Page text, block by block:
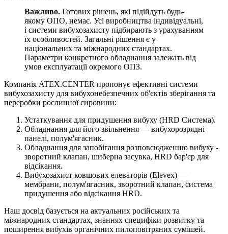
Важливо. Готових рішень, які підійдуть будь-
якому ОПО, немає. Усі виробництва індивідуальні,
і системи вибухозахисту підбирають з урахуванням
їх особливостей. Загальні рішення є у
національних та міжнародних стандартах.
Параметри конкретного обладнання залежать від
умов експлуатації окремого ОПЗ.
Компанія ATEX.CENTER пропонує ефективні системи
вибухозахисту для вибухонебезпечних об'єктів зберігання та
переробки рослинної сировини:
Устаткування для придушення вибуху (HRD Система).
Обладнання для його звільнення — вибухорозрядні
панелі, полум'ягасник.
Обладнання для запобігання розповсюдженню вибуху -
зворотний клапан, шиберна засувка, HRD бар'єр для
відсікання.
Вибухозахист ковшових елеваторів (Elevex) —
мембрани, полум'ягасник, зворотний клапан, система
придушення або відсікання HRD.
Наш досвід базується на актуальних російських та
міжнародних стандартах, знаннях специфіки розвитку та
поширення вибухів органічних пилоповітряних сумішей.